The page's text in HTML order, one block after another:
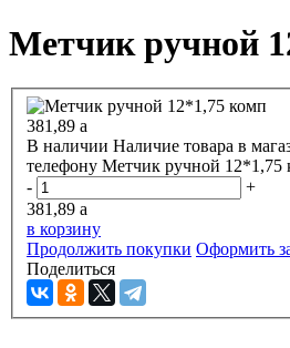
Метчик ручной
381,89 a
В наличии Наличие товара в
телефону
-
+
381,89 a
в корзину
Продолжить покупки Оформить
Поделиться